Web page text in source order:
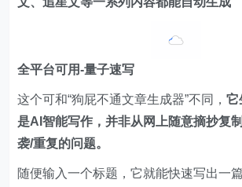
全平台可用-量子速写
这个可和“狗屁不通文章生成器”不同，它
是AI智能写作，并非从网上随意摘抄复
袭/重复的问题。
随便输入一个标题，它就能快速写出一